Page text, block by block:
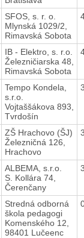
SFOS, s. r. o.
Mlynská 1029/2,
Rimavská Sobota
IB - Elektro, s. r.o.
Železničiarska 48,
Rimavská Sobota
Tempo Kondela,
s.r.o.
Vojtaššákova 893,
Tvrdošín
ZŠ Hrachovo (ŠJ)
Železničná 126,
Hrachovo
ALBEMA, s.r.o.
S. Kollára 74,
Čerenčany
Stredná odborná
škola pedagogi
Komenského 12,
98401 Lučeenc